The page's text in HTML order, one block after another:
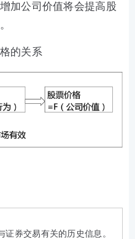
加公司价值将会提高股
的关系
券交易有关的历史信息。